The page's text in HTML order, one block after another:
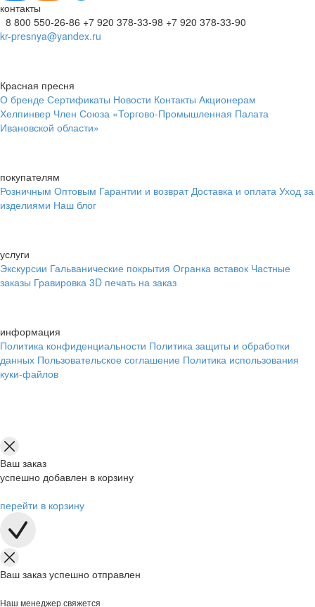
контакты
8 800 550-26-86 +7 920 378-33-98 +7 920 378-33-90
kr-presnya@yandex.ru
Красная пресня
О бренде Сертификаты Новости Контакты Акционерам
Хелпинвер Член Союза «Торгово-Промышленная Палата
Ивановской области»
покупателям
Розничным Оптовым Гарантии и возврат Доставка и оплата Уход за
изделиями Наш блог
услуги
Экскурсии Гальванические покрытия Огранка вставок Частные
заказы Гравировка 3D печать на заказ
информация
Политика конфиденциальности Политика защиты и обработки
данных Пользовательское соглашение Политика использования
куки-файлов
Ваш заказ
успешно добавлен в корзину
перейти в корзину
Ваш заказ успешно отправлен
Наш менеджер свяжется